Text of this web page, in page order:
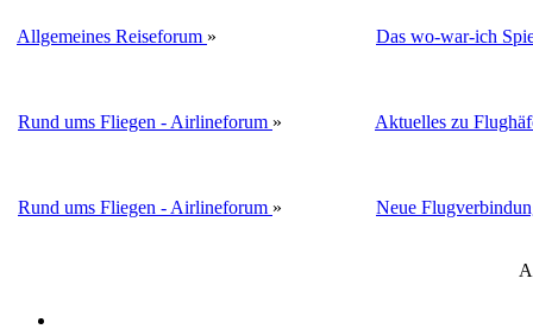
Allgemeines Reiseforum » Das wo-war-ich
Rund ums Fliegen - Airlineforum » Aktuelles zu
Rund ums Fliegen - Airlineforum » Neue